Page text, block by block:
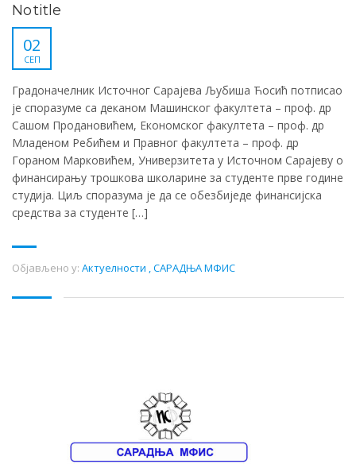
No title
02
СЕП
Градоначелник Источног Сарајева Љубиша Ћосић потписао
је споразуме са деканом Машинског факултета – проф. др
Сашом Продановићем, Економског факултета – проф. др
Младеном Ребићем и Правног факултета – проф. др
Гораном Марковићем, Универзитета у Источном Сарајеву о
финансирању трошкова школарине за студенте прве године
студија. Циљ споразума је да се обезбиједе финансијска
средства за студенте […]
Објављено у: Актуелности ,САРАДЊА МФИС